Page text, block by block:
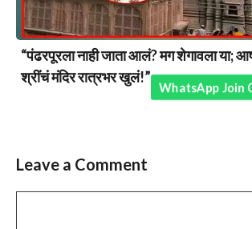
“पंढरपूरला नाही जाता आलं? मग शेगावला या;
श्रींचं मंदिर रात्रभर खुलं!”
Leave a Comment
WhatsApp Join